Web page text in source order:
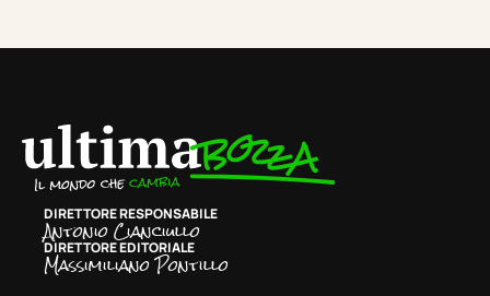
DIRETTORE RESPONSABILE
Antonio Cianciullo
DIRETTORE EDITORIALE
Massimiliano Pontillo